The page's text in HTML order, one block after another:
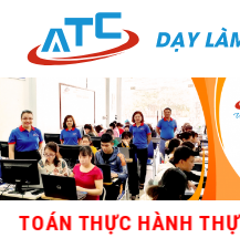
content
THỰC HÀNH THỰC TẾ